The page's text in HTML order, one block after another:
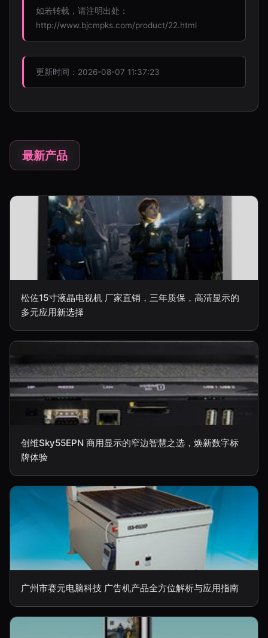
如若转载，请注明出处：
http://www.bjcmpks.com/product/22.html
更新时间：2026-08-07 11:37:23
最新产品
松佐15寸液晶电视机 厂家直销，三年质保，高清显示的
多元应用新选择
创维Sky55EPN 商用显示的窄边智慧之选，焕新数字标
牌体验
广州市赛元电脑科技 广告机产品全方位解析与应用指南